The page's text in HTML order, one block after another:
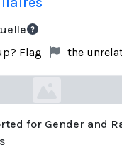
Flag the
for Gender and